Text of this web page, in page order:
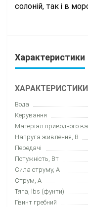
солоній, так і в
Характеристики
ХАРАКТЕРИСТИКИ
Вода
Керування
Матеріал приводного
Напруга живлення, В
Передачі
Потужність, Вт
Сила струму, А
Струм, А
Тяга, lbs (фунти)
Ґвинт гребний